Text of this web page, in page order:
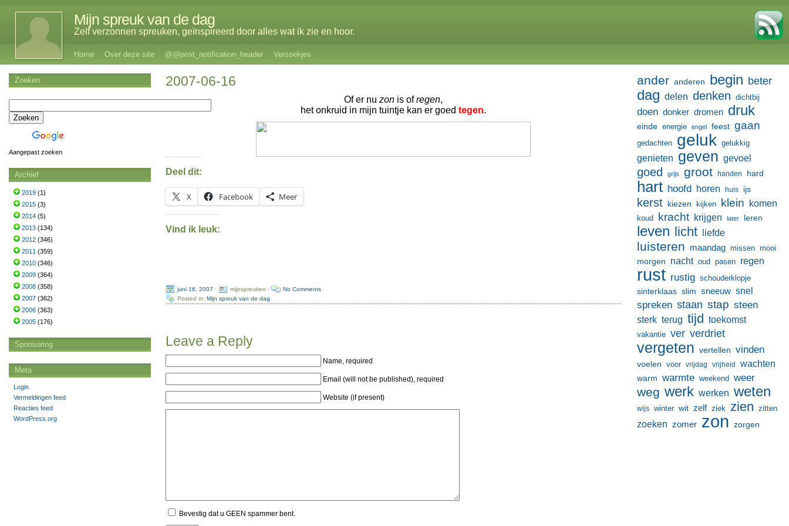
Mijn spreuk van de dag
Zelf verzonnen spreuken, geïnspireerd door alles wat ik zie en hoor.
Home Over deze site @@post_notification_header Verzoekjes
2007-06-16
Of er nu zonis ofregen,
het onkruid in mijn tuintje kan er goed tegen.
Deel dit:
X Facebook Meer
Vind ik leuk:
juni 16, 2007 · mijnspreuken ·
No Comments
Posted in:Mijn spreuk van de dag
Leave a Reply
Name, required
Email (will not be published), required
Website (if present)
Bevestig dat u GEEN spammer bent.
ander anderen begin beter
dag delen denken dichtbij
doen donker dromen druk
einde energie engel feest gaan
gedachten geluk gelukkig
genieten geven gevoel
goed grijs groot handen hard
hart hoofd horen huis ijs
kerst kiezen kijken klein komen
koud kracht krijgen later leren
leven licht liefde
luisteren maandag missen mooi
morgen nacht oud pasen regen
rust rustig schouderklopje
sinterklaas slim sneeuw snel
spreken staan stap steen
sterk terug tijd toekomst
vakantie ver verdriet
vergeten vertellen vinden
voelen voor vrijdag vrijheid wachten
warm warmte weekend weer
weg werk werken weten
wijs winter wit zelf ziek zien zitten
zoeken zomer zon zorgen
Zoeken
Aangepast zoeken
Archief
2019 (1)
2015 (3)
2014 (5)
2013 (134)
2012 (346)
2011 (359)
2010 (346)
2009 (364)
2008 (358)
2007 (362)
2006 (363)
2005 (176)
Sponsoring
Meta
Login
Vermeldingen feed
Reacties feed
WordPress.org